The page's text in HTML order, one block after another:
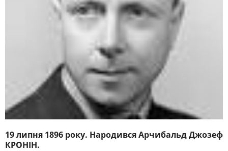
19 липня 1896 року. Народився Арчибальд Джозеф
КРОНІН.